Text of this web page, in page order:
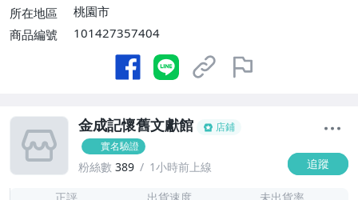
所在地區
桃園市
商品編號
101427357404
金成記懷舊文獻館
店鋪
實名驗證
粉絲數 389 1小時前上線 追蹤